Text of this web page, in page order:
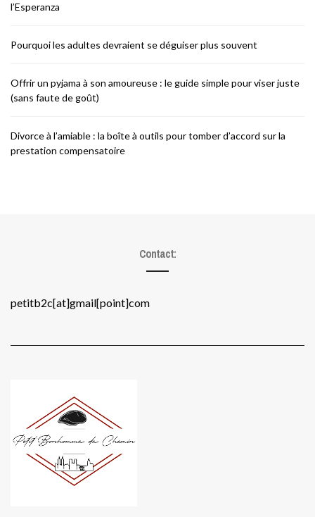
l’Esperanza
Pourquoi les adultes devraient se déguiser plus souvent
Offrir un pyjama à son amoureuse : le guide simple pour viser juste
(sans faute de goût)
Divorce à l’amiable : la boîte à outils pour tomber d’accord sur la
prestation compensatoire
Contact:
petitb2c[at]gmail[point]com